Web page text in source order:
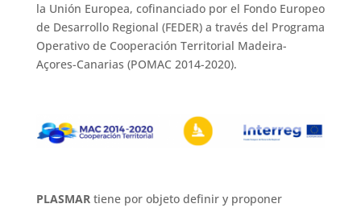
la Unión Europea, cofinanciado por el Fondo Europeo
de Desarrollo Regional (FEDER) a través del Programa
Operativo de Cooperación Territorial Madeira-
Açores-Canarias (POMAC 2014-2020).
PLASMARtiene por objeto definir y proponer